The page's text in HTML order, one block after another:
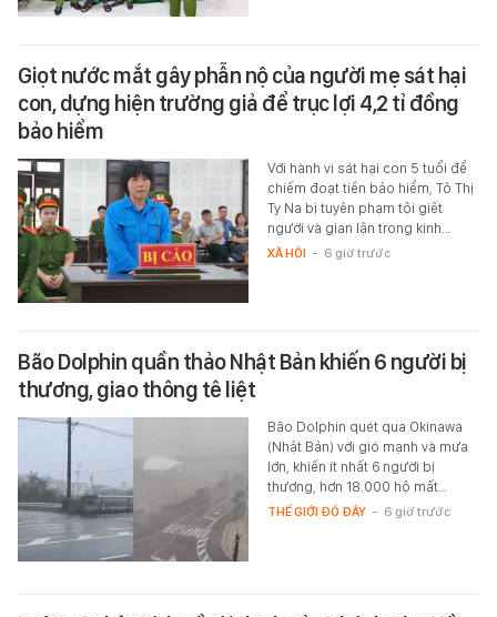
Giọt nước mắt gây phẫn nộ của người mẹ sát hại
con, dựng hiện trường giả để trục lợi 4,2 tỉ đồng
bảo hiểm
Với hành vi sát hại con 5 tuổi để
chiếm đoạt tiền bảo hiểm, Tô Thị
Ty Na bị tuyên phạm tội giết
người và gian lận trong kinh…
XÃ HỘI - 6 giờ trước
Bão Dolphin quần thảo Nhật Bản khiến 6 người bị
thương, giao thông tê liệt
Bão Dolphin quét qua Okinawa
(Nhật Bản) với gió mạnh và mưa
lớn, khiến ít nhất 6 người bị
thương, hơn 18.000 hộ mất…
THẾ GIỚI ĐÓ ĐÂY - 6 giờ trước